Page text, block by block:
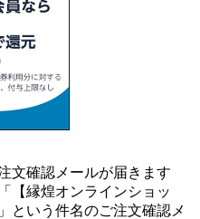
文確認メールが届きます
【縁煌オンラインショッ
という件名のご注文確認メ